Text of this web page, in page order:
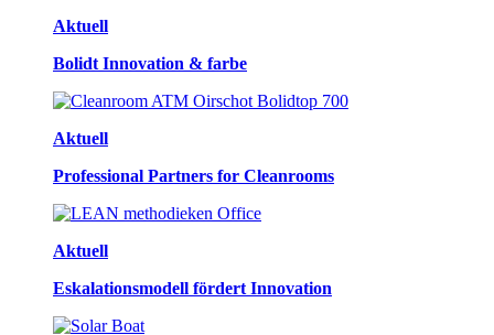
Aktuell
Bolidt Innovation & farbe
Aktuell
Professional Partners for Cleanrooms
Aktuell
Eskalationsmodell fördert Innovation